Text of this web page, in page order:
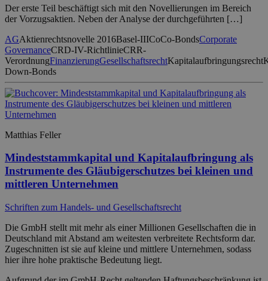
Der erste Teil beschäftigt sich mit den Novellierungen im Bereich
der Vorzugsaktien. Neben der Analyse der durchgeführten […]
AGAktienrechtsnovelle 2016Basel-IIICoCo-BondsCorporate
GovernanceCRD-IV-RichtlinieCRR-
VerordnungFinanzierungGesellschaftsrechtKapitalaufbringungsrecht
Down-Bonds
Matthias Feller
Mindeststammkapital und Kapitalaufbringung als
Instrumente des Gläubigerschutzes bei kleinen und
mittleren Unternehmen
Schriften zum Handels- und Gesellschaftsrecht
Die GmbH stellt mit mehr als einer Millionen Gesellschaften die in
Deutschland mit Abstand am weitesten verbreitete Rechtsform dar.
Zugeschnitten ist sie auf kleine und mittlere Unternehmen, sodass
hier ihre hohe praktische Bedeutung liegt.